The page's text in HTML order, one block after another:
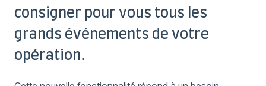
consigner pour vous tous les
grands événements de votre
opération.